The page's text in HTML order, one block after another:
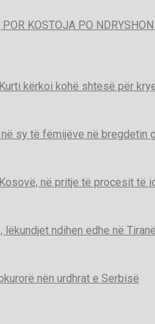
KOSTOJA PO
kërkoi kohë shtesë për
sy të fëmijëve në bregdetin
në pritje të procesit të
ndihen edhe në Tiranë
nën urdhrat e Serbisë